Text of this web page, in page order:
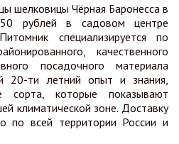
шелковицы Чёрная Баронесса в
рублей в садовом центре
специализируется по
качественного
посадочного материала
20-ти летний опыт и знания,
сорта, которые показывают
климатической зоне. Доставку
по всей территории России и